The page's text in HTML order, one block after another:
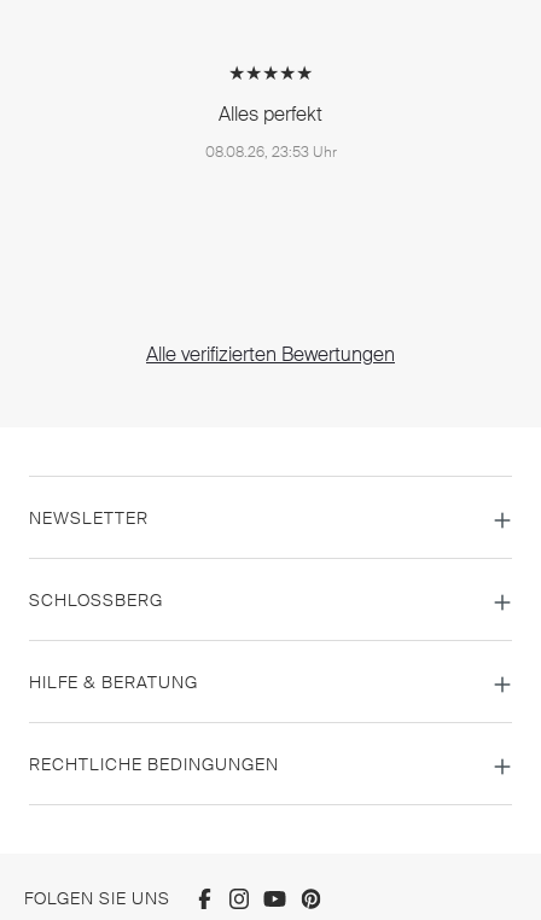
★★★★★
Alles perfekt
08.08.26, 23:53 Uhr
Alle verifizierten Bewertungen
NEWSLETTER
SCHLOSSBERG
HILFE & BERATUNG
RECHTLICHE BEDINGUNGEN
FOLGEN SIE UNS